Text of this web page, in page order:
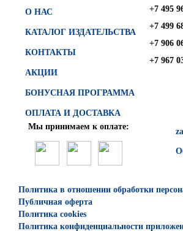
О НАС
КАТАЛОГ ИЗДАТЕЛЬСТВА
КОНТАКТЫ
АКЦИИ
БОНУСНАЯ ПРОГРАММА
ОПЛАТА И ДОСТАВКА
+7 495
+7 499
+7 906
+7 967
Мы принимаем к оплате:
Политика в отношении обработки
Публичная оферта
Политика cookies
Политика конфиденциальности